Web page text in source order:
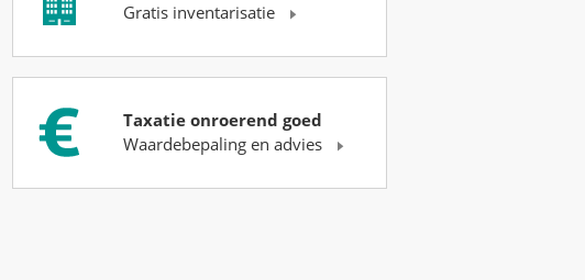
Gratis inventarisatie
Taxatie onroerend goed
Waardebepaling en advies